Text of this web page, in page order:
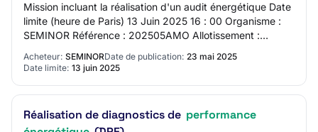
Mission incluant la réalisation d'un audit énergétique Date
limite (heure de Paris) 13 Juin 2025 16 : 00 Organisme :
SEMINOR Référence : 202505AMO Allotissement :
Acheteur: SEMINORDate de publication: 23 mai 2025
Date limite: 13 juin 2025
Réalisation de diagnostics de performance